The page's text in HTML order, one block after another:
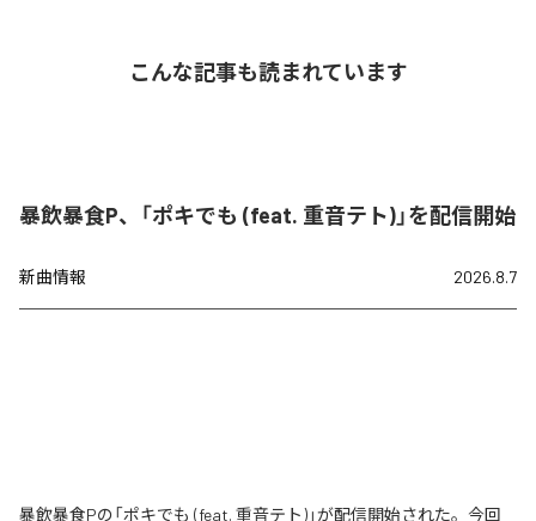
こんな記事も読まれています
暴飲暴食P、「ポキでも (feat. 重音テト)」を配信開始
新曲情報 2026.8.7
暴飲暴食Pの「ポキでも (feat. 重音テト)」が配信開始された。今回